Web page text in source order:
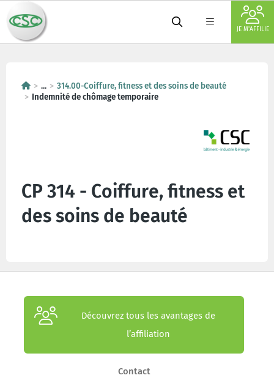
JE M'AFFILIE
...
314.00-Coiffure, fitness et des soins de beauté
Indemnité de chômage temporaire
CP 314 - Coiffure, fitness et
des soins de beauté
Découvrez tous les avantages de
l’affiliation
Contact